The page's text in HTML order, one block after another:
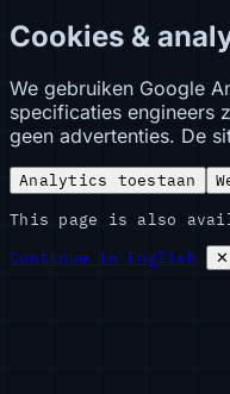
Cookies &
We gebruiken Google
specificaties engineers
geen advertenties. De
Analytics toestaan
This page is also
Continue in English
✕